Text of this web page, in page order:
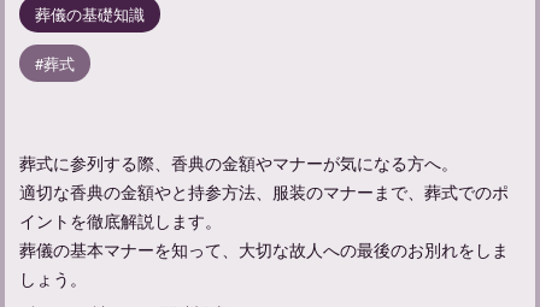
葬儀の基礎知識
葬式
葬式に参列する際、香典の金額やマナーが気になる方へ。
適切な香典の金額やと持参方法、服装のマナーまで、葬式でのポ
イントを徹底解説します。
葬儀の基本マナーを知って、大切な故人への最後のお別れをしま
しょう。